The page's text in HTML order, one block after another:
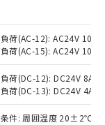
荷(AC-12): AC24V 10A/
荷(AC-15): AC24V
荷(DC-12): DC24V 8A/
荷(DC-13): DC24V 4A/
条件: 周囲温度 20±2℃、
のうえ
質）の
商品で
）の非含
のある
物質）の
出す予